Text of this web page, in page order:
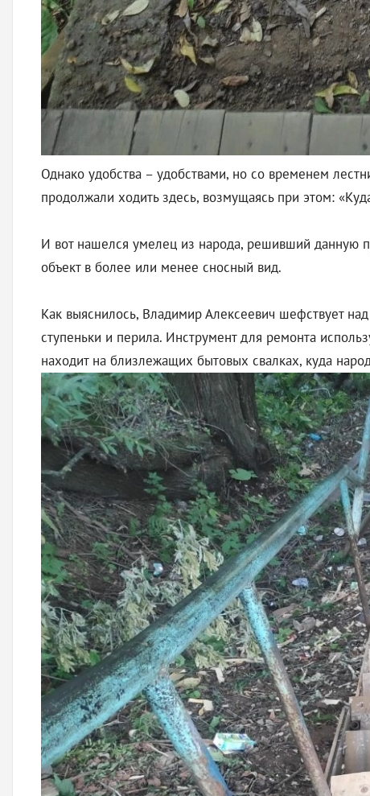
Однако удобства – удобствами, но со временем
продолжали ходить здесь, возмущаясь при этом:
И вот нашелся умелец из народа, решивший данную
объект в более или менее сносный вид.
Как выяснилось, Владимир Алексеевич шефствует
ступеньки и перила. Инструмент для ремонта
находит на близлежащих бытовых свалках, куда